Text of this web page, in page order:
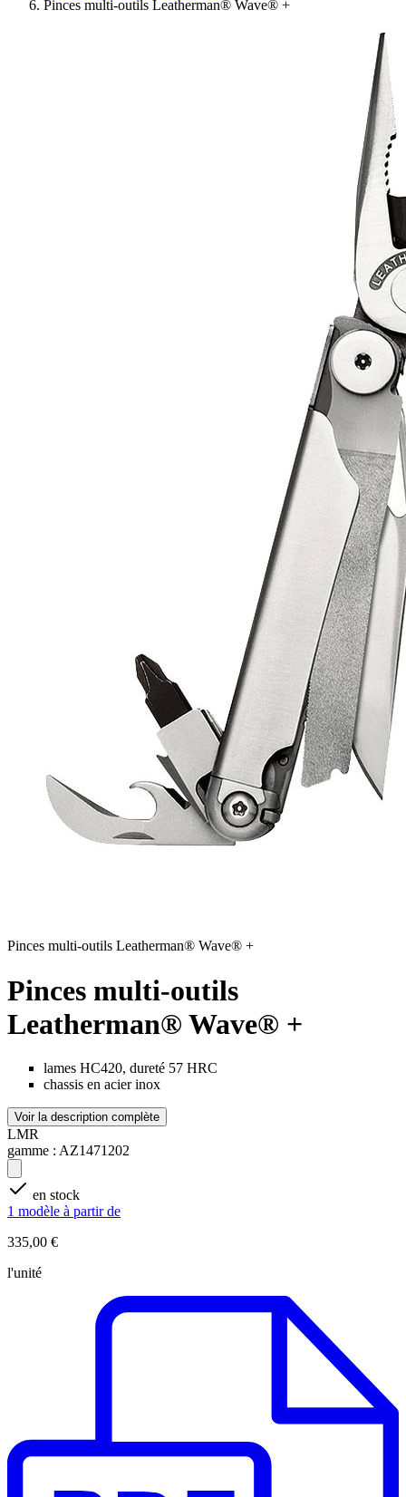
Pinces multi-outils Leatherman® Wave® +
Pinces multi-outils Leatherman® Wave® +
Pinces multi-outils
Leatherman® Wave® +
lames HC420, dureté 57 HRC
chassis en acier inox
Voir la description complète
LMR
gamme : AZ1471202
en stock
1 modèle à partir de
335,00 €
l'unité